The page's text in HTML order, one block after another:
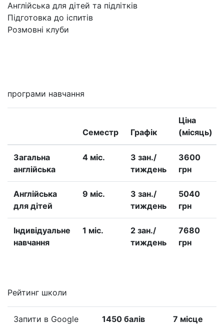
Англійська для дітей та підлітків
Підготовка до іспитів
Розмовні клуби
програми навчання
Семестр Графік
Ціна
(місяць)
Загальна
англійська
4 міс.
3 зан./
тиждень
3600
грн
Англійська
для дітей
9 міс.
3 зан./
тиждень
5040
грн
Iндивідуальне
навчання
1 міс.
2 зан./
тиждень
7680
грн
Рейтинг школи
Запити в Google 1450 балів 7 місце